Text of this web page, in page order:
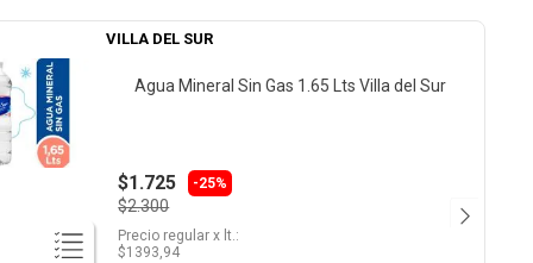
VILLA DEL SUR
Agua Mineral Sin Gas 1.65 Lts Villa del Sur
$1.725 -25%
$2.300
Precio regular x lt.:
$1393,94